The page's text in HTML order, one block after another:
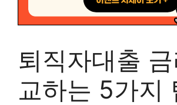
퇴직자대출
교하는 5가지